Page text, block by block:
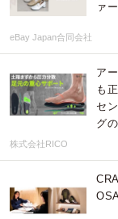
ァ
eBay Japan合同会社
ア
も
セ
グ
株式会社RICO